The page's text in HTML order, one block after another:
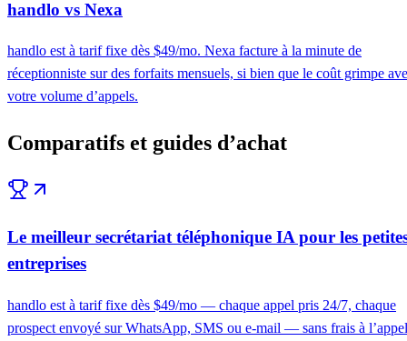
handlo vs Nexa
handlo est à tarif fixe dès $49/mo. Nexa facture à la minute de
réceptionniste sur des forfaits mensuels, si bien que le coût grimpe
votre volume d’appels.
Comparatifs et guides d’achat
Le meilleur secrétariat téléphonique IA pour les
entreprises
handlo est à tarif fixe dès $49/mo — chaque appel pris 24/7, chaque
prospect envoyé sur WhatsApp, SMS ou e-mail — sans frais à